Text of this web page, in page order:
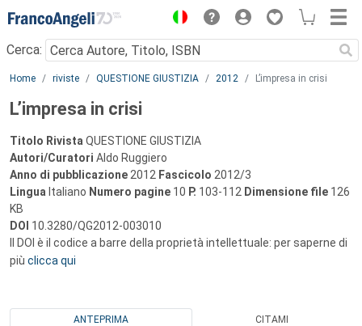
Menu
Cerca:
Main content
Home riviste QUESTIONE GIUSTIZIA 2012 L’impresa in crisi
L’impresa in crisi
Titolo Rivista QUESTIONE GIUSTIZIA
Autori/Curatori Aldo Ruggiero
Anno di pubblicazione 2012 Fascicolo 2012/3
Lingua Italiano Numero pagine 10 P. 103-112 Dimensione file 126
KB
DOI 10.3280/QG2012-003010
Il DOI è il codice a barre della proprietà intellettuale: per saperne di
più clicca qui
ANTEPRIMA CITAMI